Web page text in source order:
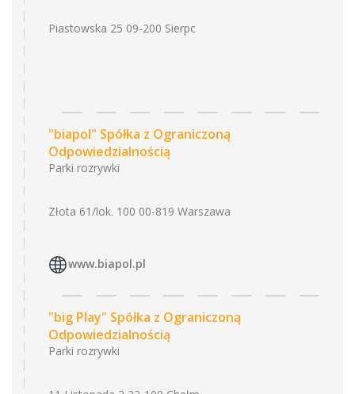
Piastowska 25 09-200 Sierpc
"biapol" Spółka z Ograniczoną
Odpowiedzialnością
Parki rozrywki
Złota 61/lok. 100 00-819 Warszawa
www.biapol.pl
"big Play" Spółka z Ograniczoną
Odpowiedzialnością
Parki rozrywki